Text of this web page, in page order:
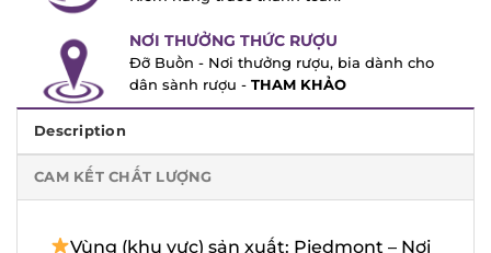
NƠI THƯỞNG THỨC RƯỢU
Đỡ Buồn - Nơi thưởng rượu, bia dành cho
dân sành rượu -
THAM KHẢO
Description
CAM KẾT CHẤT LƯỢNG
Vùng (khu vực) sản xuất: Piedmont –